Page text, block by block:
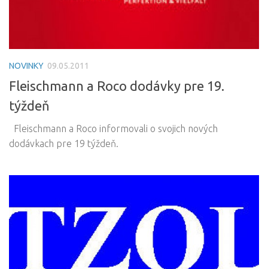
NOVINKY 09.05.2011
Fleischmann a Roco dodávky pre 19.
týždeň
Fleischmann a Roco informovali o svojich nových
dodávkach pre 19 týždeň.